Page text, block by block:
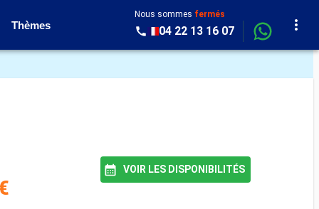
Thèmes
Nous sommes fermés
04 22 13 16 07
VOIR LES DISPONIBILITÉS